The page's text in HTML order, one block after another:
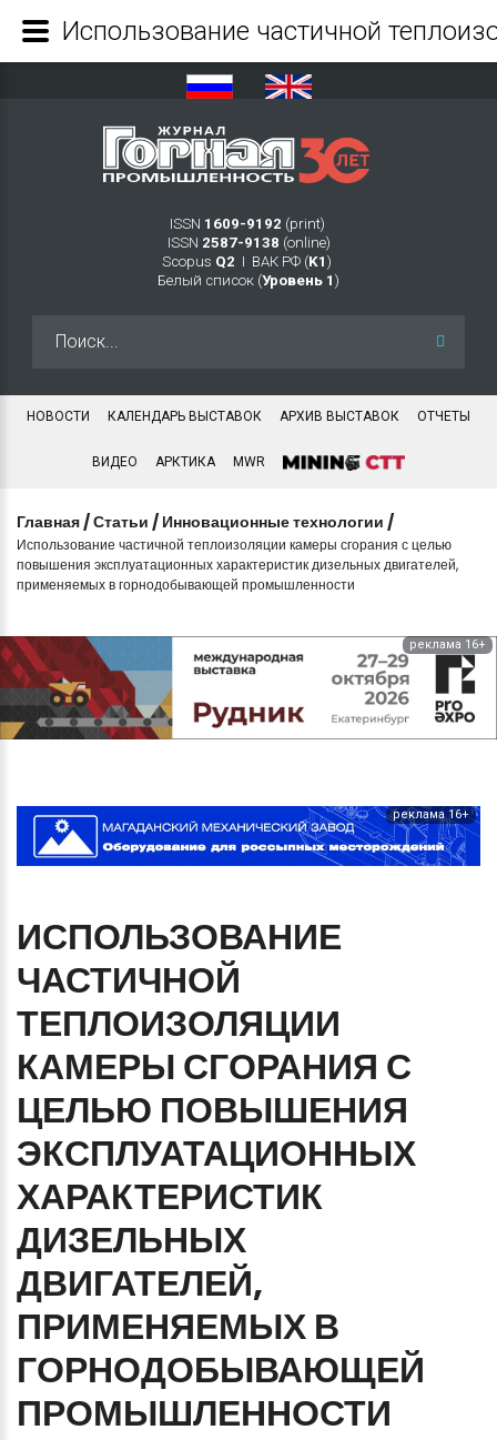
ISSN 1609-9192 (print)
ISSN 2587-9138 (online)
Scopus Q2 Ι ВАК РФ (K1 )
Белый список (Уровень 1 )
НОВОСТИ КАЛЕНДАРЬ ВЫСТАВОК АРХИВ ВЫСТАВОК ОТЧЕТЫ
ВИДЕО АРКТИКА MWR
Главная /Статьи / Инновационные технологии /
Использование частичной теплоизоляции камеры сгорания с целью
повышения эксплуатационных характеристик дизельных двигателей,
применяемых в горнодобывающей промышленности
реклама 16+
реклама 16+
ИСПОЛЬЗОВАНИЕ
ЧАСТИЧНОЙ
ТЕПЛОИЗОЛЯЦИИ
КАМЕРЫ СГОРАНИЯ С
ЦЕЛЬЮ ПОВЫШЕНИЯ
ЭКСПЛУАТАЦИОННЫХ
ХАРАКТЕРИСТИК
ДИЗЕЛЬНЫХ
ДВИГАТЕЛЕЙ,
ПРИМЕНЯЕМЫХ В
ГОРНОДОБЫВАЮЩЕЙ
ПРОМЫШЛЕННОСТИ